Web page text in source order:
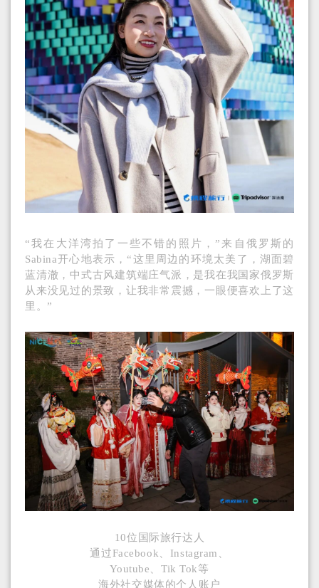
“我在大洋湾拍了一些不错的照片，”来自俄罗斯的
Sabina开心地表示，“这里周边的环境太美了，湖面碧
蓝清澈，中式古风建筑端庄气派，是我在我国家俄罗斯
从来没见过的景致，让我非常震撼，一眼便喜欢上了这
里。”
10位国际旅行达人
通过Facebook、Instagram、
Youtube、Tik Tok等
海外社交媒体的个人账户